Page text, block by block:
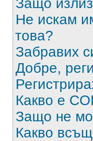
Защо
Не искам
това?
Забравих
Добре,
Какво е
Защо не
Какво